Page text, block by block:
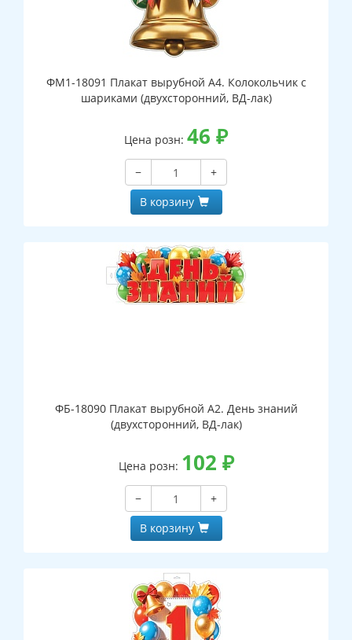
ФМ1-18091 Плакат вырубной А4. Колокольчик с
шариками (двухсторонний, ВД-лак)
Цена розн: 46 ₽
−
+
В корзину
ФБ-18090 Плакат вырубной А2. День знаний
(двухсторонний, ВД-лак)
Цена розн: 102 ₽
−
+
В корзину